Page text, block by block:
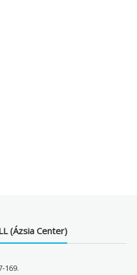
(Ázsia Center)
169.